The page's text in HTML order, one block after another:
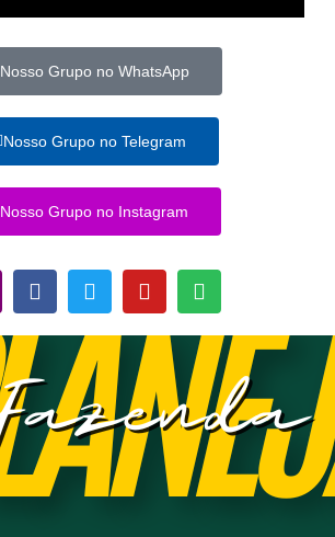
Nosso Grupo no WhatsApp
Nosso Grupo no Telegram
Nosso Grupo no Instagram